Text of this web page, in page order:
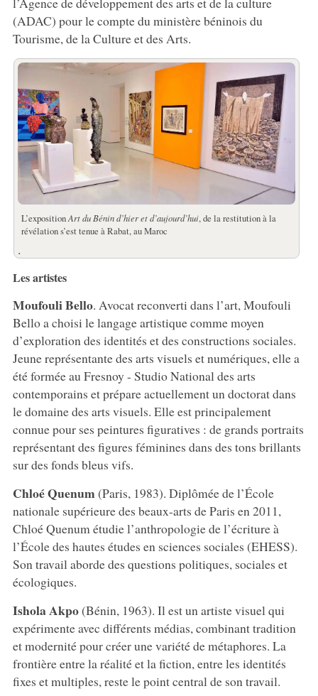
(ADAC) pour le compte du ministère béninois du
Tourisme, de la Culture et des Arts.
L’expositionArt du Bénin d’hier et d’aujourd’hui, de la restitution à la
révélation s’est tenue à Rabat, au Maroc
.
Les artistes
Moufouli Bello. Avocat reconverti dans l’art, Moufouli
Bello a choisi le langage artistique comme moyen
d’exploration des identités et des constructions sociales.
Jeune représentante des arts visuels et numériques, elle a
été formée au Fresnoy - Studio National des arts
contemporains et prépare actuellement un doctorat dans
le domaine des arts visuels. Elle est principalement
connue pour ses peintures figuratives : de grands portraits
représentant des figures féminines dans des tons brillants
sur des fonds bleus vifs.
Chloé Quenum(Paris, 1983). Diplômée de l’École
nationale supérieure des beaux-arts de Paris en 2011,
Chloé Quenum étudie l’anthropologie de l’écriture à
l’École des hautes études en sciences sociales (EHESS).
Son travail aborde des questions politiques, sociales et
écologiques.
Ishola Akpo(Bénin, 1963). Il est un artiste visuel qui
expérimente avec différents médias, combinant tradition
et modernité pour créer une variété de métaphores. La
frontière entre la réalité et la fiction, entre les identités
fixes et multiples, reste le point central de son travail.